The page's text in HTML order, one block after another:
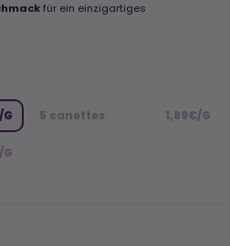
für ein einzigartiges
5 canettes 1,89€/G